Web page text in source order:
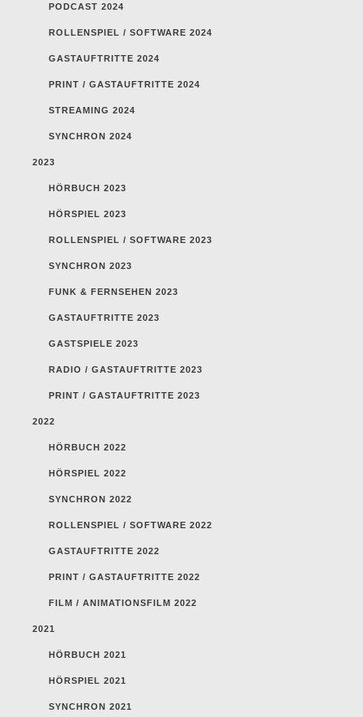
PODCAST 2024
ROLLENSPIEL / SOFTWARE 2024
GASTAUFTRITTE 2024
PRINT / GASTAUFTRITTE 2024
STREAMING 2024
SYNCHRON 2024
2023
HÖRBUCH 2023
HÖRSPIEL 2023
ROLLENSPIEL / SOFTWARE 2023
SYNCHRON 2023
FUNK & FERNSEHEN 2023
GASTAUFTRITTE 2023
GASTSPIELE 2023
RADIO / GASTAUFTRITTE 2023
PRINT / GASTAUFTRITTE 2023
2022
HÖRBUCH 2022
HÖRSPIEL 2022
SYNCHRON 2022
ROLLENSPIEL / SOFTWARE 2022
GASTAUFTRITTE 2022
PRINT / GASTAUFTRITTE 2022
FILM / ANIMATIONSFILM 2022
2021
HÖRBUCH 2021
HÖRSPIEL 2021
SYNCHRON 2021